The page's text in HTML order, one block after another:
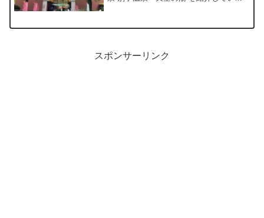
スポンサーリンク